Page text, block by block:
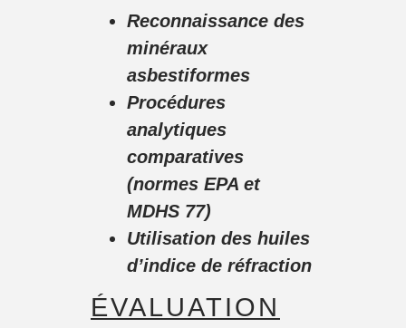
Reconnaissance des
minéraux
asbestiformes
Procédures
analytiques
comparatives
(normes EPA et
MDHS 77)
Utilisation des huiles
d’indice de réfraction
ÉVALUATION